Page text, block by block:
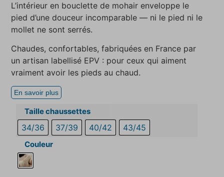
L’intérieur en bouclette de mohair enveloppe le
pied d’une douceur incomparable — ni le pied ni le
mollet ne sont serrés.
Chaudes, confortables, fabriquées en France par
un artisan labellisé EPV : pour ceux qui aiment
vraiment avoir les pieds au chaud.
En savoir plus
Taille chaussettes
34/36 37/39 40/42 43/45
Couleur